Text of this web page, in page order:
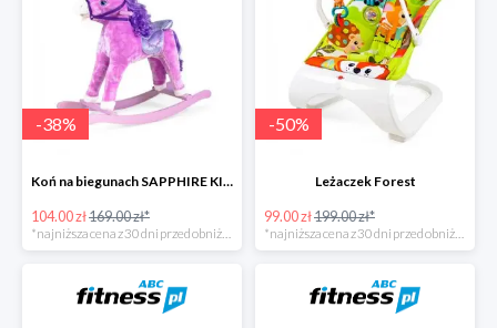
-38%
Koń na biegunach SAPPHIRE KIDS
104.00 zł169.00 zł*
-50%
Leżaczek Forest
99.00 zł199.00 zł*